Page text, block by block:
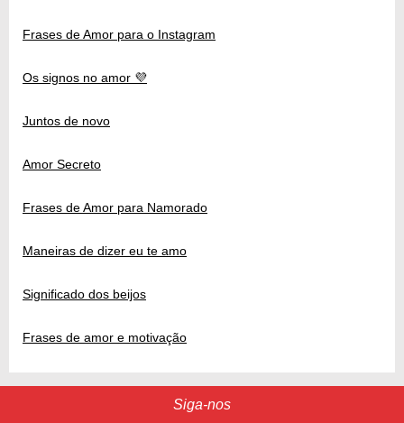
Frases de Amor para o Instagram
Os signos no amor 💜
Juntos de novo
Amor Secreto
Frases de Amor para Namorado
Maneiras de dizer eu te amo
Significado dos beijos
Frases de amor e motivação
Siga-nos